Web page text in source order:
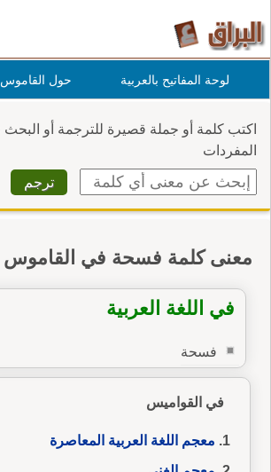
لوحة المفاتيح بالعربية حول القاموس
اكتب كلمة أو جملة قصيرة للترجمة أو
المفردات
معنى كلمة فسحة في القاموس
في اللغة العربية
فسحة
في القواميس
معجم اللغة العربية المعاصرة